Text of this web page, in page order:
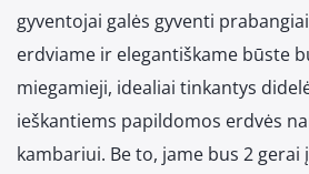
gyventojai galės gyventi
erdviame ir elegantiškame būste
miegamieji, idealiai tinkantys
ieškantiems papildomos erdvės
kambariui. Be to, jame bus 2 gerai